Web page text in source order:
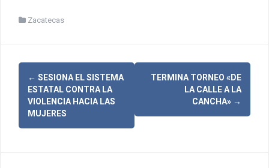
Zacatecas
N
v
← SESIONA EL SISTEMA
ESTATAL CONTRA LA
VIOLENCIA HACIA LAS
MUJERES
TERMINA TORNEO «DE
LA CALLE A LA
CANCHA» →